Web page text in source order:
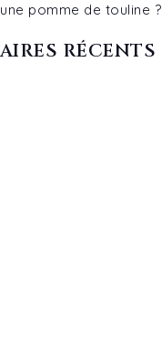
pomme de touline ?
RÉCENTS